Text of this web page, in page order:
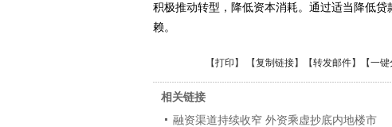
积极推动转型，降低资本消耗。通过适当降低
赖。
【打印 】 【复制链接】【转发邮件】 【一
相关链接
融资渠道持续收窄 外资乘虚抄底内地楼市